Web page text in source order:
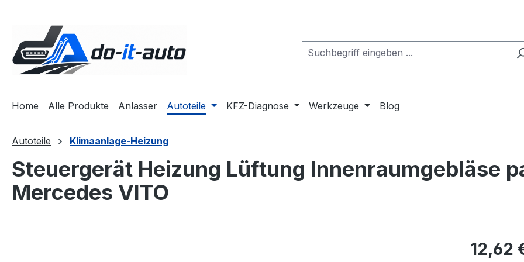
Home Alle Produkte Anlasser Autoteile KFZ-Diagnose Werkzeuge Blog
Autoteile Klimaanlage-Heizung
Steuergerät Heizung Lüftung Innenraumgebläse
Mercedes VITO
Regulärer
12,62